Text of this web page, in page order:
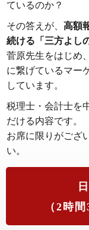
ているのか？
その答えが、 高額
続ける「三方よし
菅原先生をはじめ
に繋げているマー
しています。
税理士・会計士を
だける内容です。
お席に限りがござ
い。
（2時